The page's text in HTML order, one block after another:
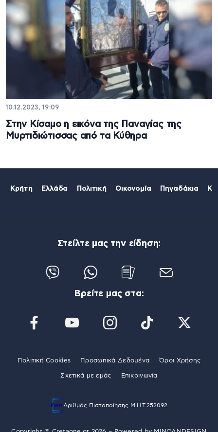
10.12.2023, 19:09
Στην Κίσαμο η εικόνα της Παναγίας της
Μυρτιδιώτισσας από τα Κύθηρα
Κρήτη Ελλάδα Πολιτική Οικονομία Πηγαδάκια
Στείλτε μας την είδηση:
Βρείτε μας στα:
Πολιτική Cookies Προσωπικά Δεδομένα Όροι Χρήσης
Σχετικά με εμάς Επικοινωνία
Αριθμός Πιστοποίησης Μ.Η.Τ.252092